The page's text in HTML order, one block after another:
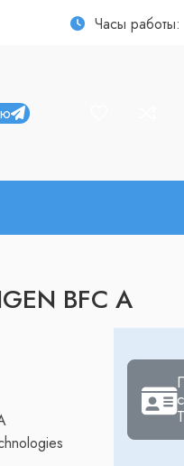
Часы
BFC A